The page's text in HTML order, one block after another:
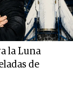
la Luna
de